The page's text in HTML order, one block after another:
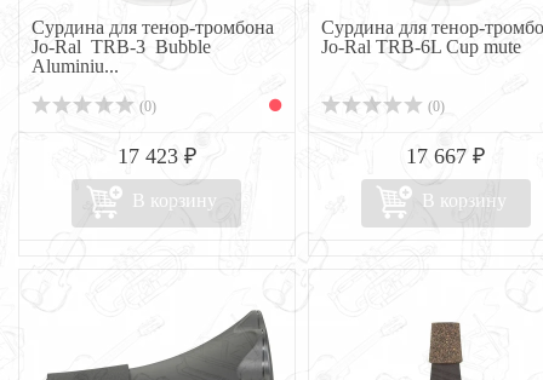
Сурдина для тенор-тромбона
Jo-Ral TRB-3 Bubble
Aluminiu...
(0)
17 423 ₽
В корзину
Сурдина для тенор-
Jo-Ral TRB-6L Cup mute
(0)
17 667 ₽
В корзину